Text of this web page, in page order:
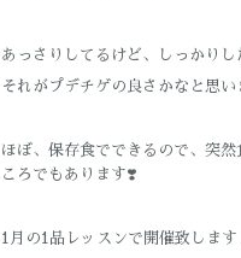
あっさりしてるけど、しっかり
それがプデチゲの良さかなと思い
ほぼ、保存食でできるので、突
ころでもあります❣️
1月の1品レッスンで開催致しま